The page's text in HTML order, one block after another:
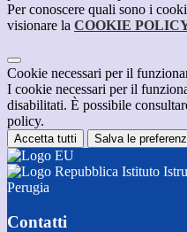
Per conoscere quali sono i
visionare la COOKIE
Cookie necessari per il
I cookie necessari per il
disabilitati. È possibile
policy.
Accetta tutti Salva le
Istituto
Perugia
Contatti